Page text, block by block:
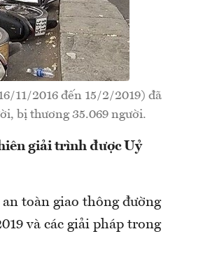
11/2016 đến 15/2/2019) đã
bị thương 35.069 người.
giải trình được Uỷ
toàn giao thông đường
và các giải pháp trong